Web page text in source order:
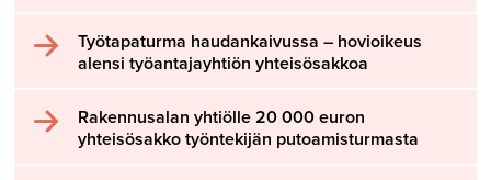
Työtapaturma haudankaivussa – hovioikeus
alensi työantajayhtiön yhteisösakkoa
Rakennusalan yhtiölle 20 000 euron
yhteisösakko työntekijän putoamisturmasta